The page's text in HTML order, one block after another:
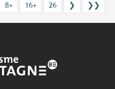
8+ 16+ 26 ❯ ❯❯